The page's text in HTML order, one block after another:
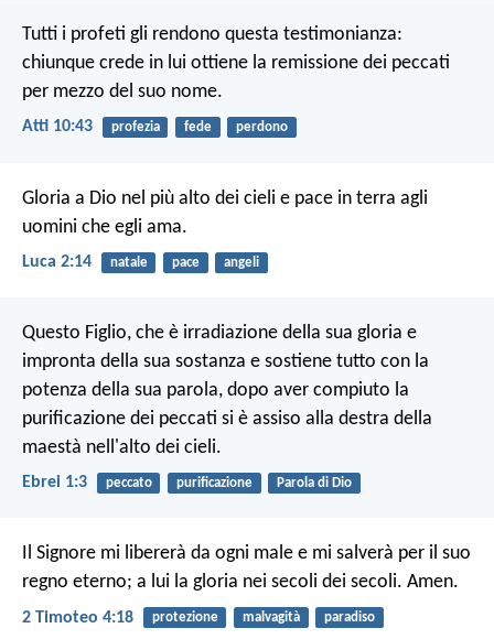
Tutti i profeti gli rendono questa testimonianza:
chiunque crede in lui ottiene la remissione dei peccati
per mezzo del suo nome.
Atti 10:43 profezia fede perdono
Gloria a Dio nel più alto dei cieli e pace in terra agli
uomini che egli ama.
Luca 2:14 natale pace angeli
Questo Figlio, che è irradiazione della sua gloria e
impronta della sua sostanza e sostiene tutto con la
potenza della sua parola, dopo aver compiuto la
purificazione dei peccati si è assiso alla destra della
maestà nell'alto dei cieli.
Ebrei 1:3 peccato purificazione Parola di Dio
Il Signore mi libererà da ogni male e mi salverà per il suo
regno eterno; a lui la gloria nei secoli dei secoli. Amen.
2 Timoteo 4:18 protezione malvagità paradiso